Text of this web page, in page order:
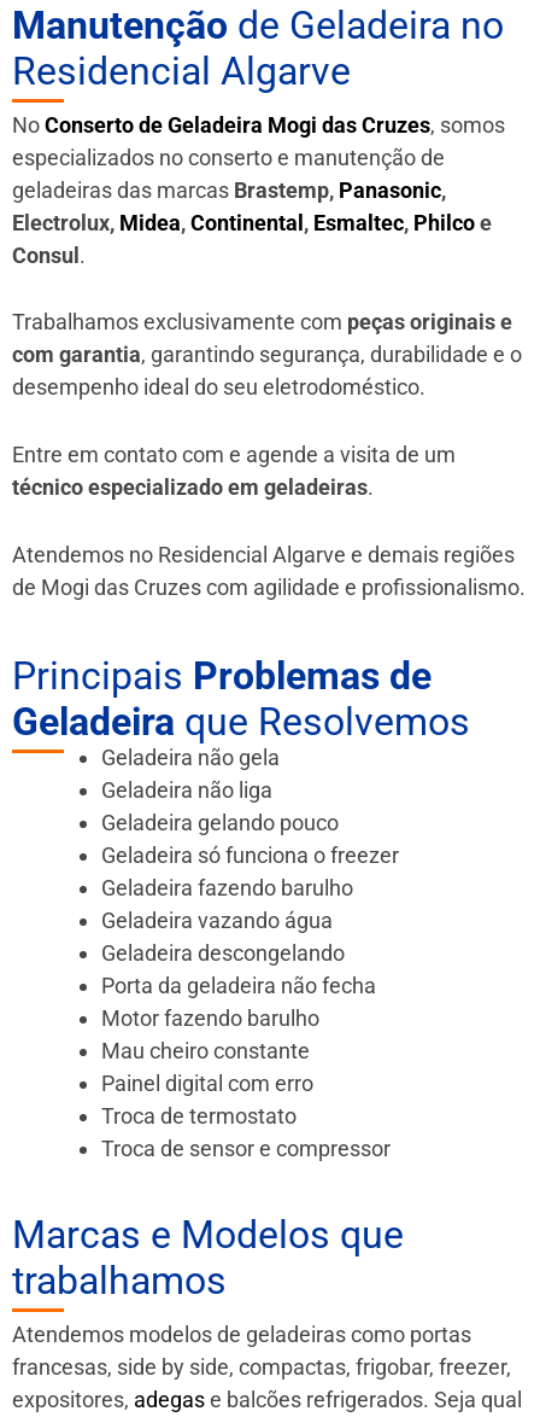
Manutenção de Geladeira no
Residencial Algarve
NoConserto de Geladeira Mogi das Cruzes, somos
especializados no conserto e manutenção de
geladeiras das marcas Brastemp, Panasonic,
Electrolux, Midea,Continental, Esmaltec, Philcoe
Consul.
Trabalhamos exclusivamente com peças originais e
com garantia, garantindo segurança, durabilidade e o
desempenho ideal do seu eletrodoméstico.
Entre em contato com e agende a visita de um
técnico especializado em geladeiras.
Atendemos no Residencial Algarve e demais regiões
de Mogi das Cruzescom agilidade e profissionalismo.
Principais Problemas de
Geladeira que Resolvemos
Geladeira não gela
Geladeira não liga
Geladeira gelando pouco
Geladeira só funciona o freezer
Geladeira fazendo barulho
Geladeira vazando água
Geladeira descongelando
Porta da geladeira não fecha
Motor fazendo barulho
Mau cheiro constante
Painel digital com erro
Troca de termostato
Troca de sensor e compressor
Marcas e Modelos que
trabalhamos
Atendemos modelos de geladeiras como portas
francesas, side by side, compactas, frigobar, freezer,
expositores, adegase balcões refrigerados. Seja qual